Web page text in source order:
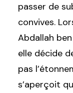
passer de
convives.
Abdallah
elle décide
pas
s’aperçoit